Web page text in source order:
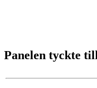
Panelen tyckte